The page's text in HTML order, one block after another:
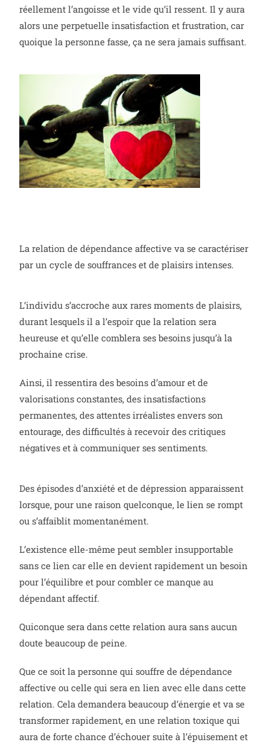
réellement l’angoisse et le vide qu’il ressent. Il y aura
alors une perpetuelle insatisfaction et frustration, car
quoique la personne fasse, ça ne sera jamais suffisant.
La relation de dépendance affective va se caractériser
par un cycle de souffrances et de plaisirs intenses.
L’individu s’accroche aux rares moments de plaisirs,
durant lesquels il a l’espoir que la relation sera
heureuse et qu’elle comblera ses besoins jusqu’à la
prochaine crise.
Ainsi, il ressentira des besoins d’amour et de
valorisations constantes, des insatisfactions
permanentes, des attentes irréalistes envers son
entourage, des difficultés à recevoir des critiques
négatives et à communiquer ses sentiments.
Des épisodes d’anxiété et de dépression apparaissent
lorsque, pour une raison quelconque, le lien se rompt
ou s’affaiblit momentanément.
L’existence elle-même peut sembler insupportable
sans ce lien car elle en devient rapidement un besoin
pour l’équilibre et pour combler ce manque au
dépendant affectif.
Quiconque sera dans cette relation aura sans aucun
doute beaucoup de peine.
Que ce soit la personne qui souffre de dépendance
affective ou celle qui sera en lien avec elle dans cette
relation. Cela demandera beaucoup d’énergie et va se
transformer rapidement, en une relation toxique qui
aura de forte chance d’échouer suite à l’épuisement et